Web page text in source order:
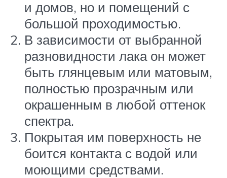
и домов, но и помещений с
большой проходимостью.
В зависимости от выбранной
разновидности лака он может
быть глянцевым или матовым,
полностью прозрачным или
окрашенным в любой оттенок
спектра.
Покрытая им поверхность не
боится контакта с водой или
моющими средствами.